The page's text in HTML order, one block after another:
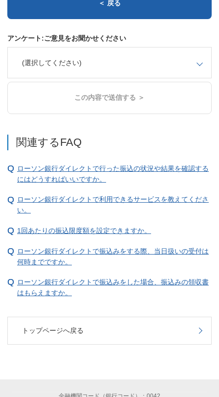
＜ 戻る
アンケート:ご意見をお聞かせください
(選択してください)
この内容で送信する ＞
関連するFAQ
ローソン銀行ダイレクトで行った振込の状況や結果を確認する
にはどうすればいいですか。
ローソン銀行ダイレクトで利用できるサービスを教えてくださ
い。
1回あたりの振込限度額を設定できますか。
ローソン銀行ダイレクトで振込みをする際、当日扱いの受付は
何時までですか。
ローソン銀行ダイレクトで振込みをした場合、振込みの領収書
はもらえますか。
トップページへ戻る